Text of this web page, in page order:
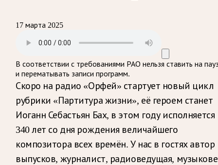
17 марта 2025
В соответствии с требованиями РАО нельзя ставить на
и перематывать записи программ.
Скоро на радио «Орфей» стартует новый цикл
рубрики «Партитура жизни», её героем станет
Иоганн Себастьян Бах, в этом году исполняется
340 лет со дня рождения величайшего
композитора всех времён. У нас в гостях автор
выпусков, журналист, радиоведущая,